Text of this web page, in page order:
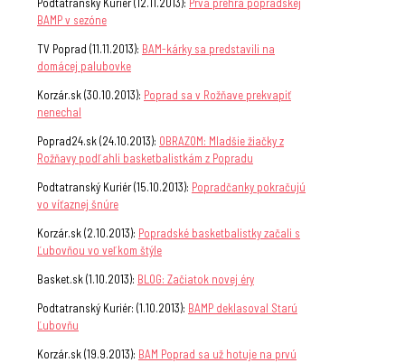
BAMP v sezóne
TV Poprad (11.11.2013): BAM-kárky sa predstavili na
domácej palubovke
Korzár.sk (30.10.2013): Poprad sa v Rožňave prekvapiť
nenechal
Poprad24.sk (24.10.2013): OBRAZOM: Mladšie žiačky z
Rožňavy podľahli basketbalistkám z Popradu
Podtatranský Kuriér (15.10.2013): Popradčanky pokračujú
vo víťaznej šnúre
Korzár.sk (2.10.2013): Popradské basketbalistky začali s
Ľubovňou vo veľkom štýle
Basket.sk (1.10.2013): BLOG: Začiatok novej éry
Podtatranský Kuriér: (1.10.2013): BAMP deklasoval Starú
Ľubovňu
Korzár.sk (19.9.2013): BAM Poprad sa už hotuje na prvú